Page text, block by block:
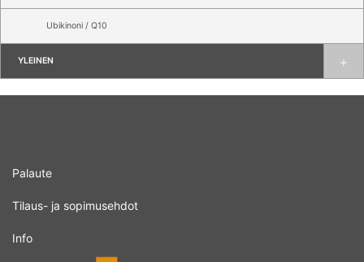
Ubikinoni / Q10
YLEINEN
Palaute
Tilaus- ja sopimusehdot
Info